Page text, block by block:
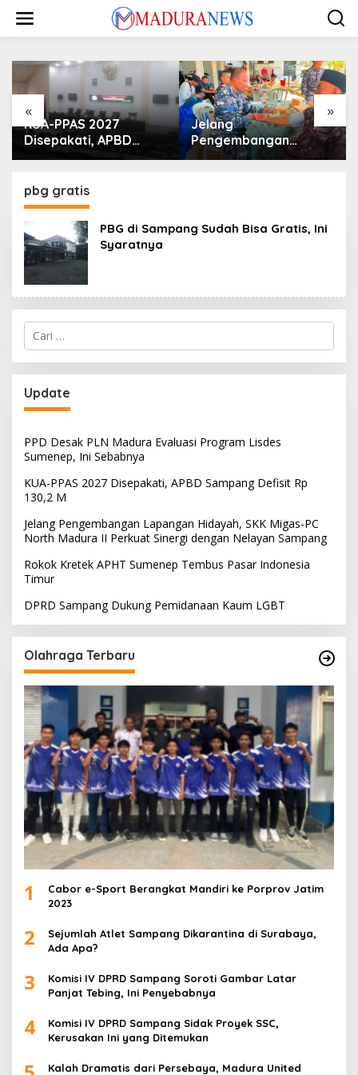
konten
« »
KUA-PPAS 2027
Disepakati, APBD
Sampang Defisit Rp
Jelang
Pengembangan
Lapangan Hidayah,
Nelayan Sampang
pbg gratis
PBG di Sampang Sudah Bisa Gratis, Ini
Syaratnya
Cari
untuk:
Update
PPD Desak PLN Madura Evaluasi Program Lisdes
Sumenep, Ini Sebabnya
KUA-PPAS 2027 Disepakati, APBD Sampang Defisit Rp
130,2 M
Jelang Pengembangan Lapangan Hidayah, SKK Migas-PC
North Madura II Perkuat Sinergi dengan Nelayan Sampang
Rokok Kretek APHT Sumenep Tembus Pasar Indonesia
Timur
DPRD Sampang Dukung Pemidanaan Kaum LGBT
Olahraga Terbaru
1
Cabor e-Sport Berangkat Mandiri ke Porprov Jatim
2023
2
Sejumlah Atlet Sampang Dikarantina di Surabaya,
Ada Apa?
3
Komisi IV DPRD Sampang Soroti Gambar Latar
Panjat Tebing, Ini Penyebabnya
4
Komisi IV DPRD Sampang Sidak Proyek SSC,
Kerusakan Ini yang Ditemukan
Kalah Dramatis dari Persebaya, Madura United